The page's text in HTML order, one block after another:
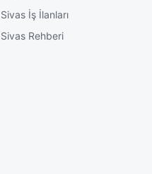
Sivas İş İlanları
Sivas Rehberi